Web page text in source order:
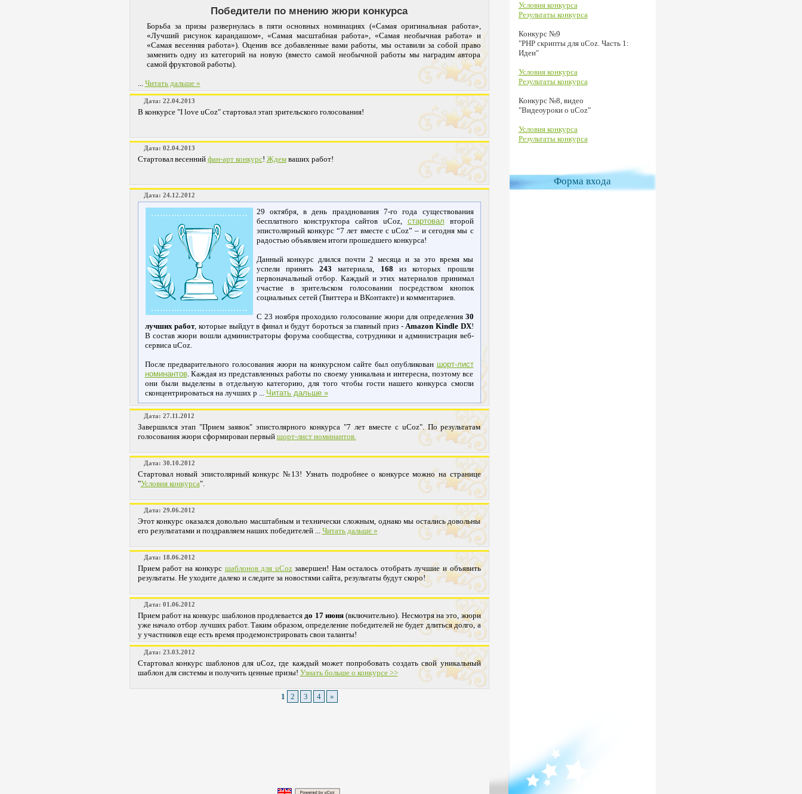
Победители по мнению жюри конкурса
Борьба за призы развернулась в пяти основных номинациях («Самая оригинальная работа»,
«Лучший рисунок карандашом», «Самая масштабная работа», «Самая необычная работа» и
«Самая весенняя работа»). Оценив все добавленные вами работы, мы оставили за собой право
заменить одну из категорий на новую (вместо самой необычной работы мы наградим автора
самой фруктовой работы).
Читать дальше »
Дата: 22.04.2013
В конкурсе "I love uCoz" стартовал этап зрительского голосования!
Дата: 02.04.2013
Стартовал весенний фан-арт конкурс! Ждемваших работ!
Дата: 24.12.2012
29 октября, в день празднования 7-го года существования
бесплатного конструктора сайтов uCoz, стартовал второй
эпистолярный конкурс “7 лет вместе с uCoz” – и сегодня мы с
радостью объявляем итоги прошедшего конкурса!
Данный конкурс длился почти 2 месяца и за это время мы
успели принять243 материала, 168 из которых прошли
первоначальный отбор. Каждый и этих материалов принимал
участие в зрительском голосовании посредством кнопок
социальных сетей (Твиттера и ВКонтакте) и комментариев.
С 23 ноября проходило голосование жюри для определения 30
лучших работ, которые выйдут в финал и будут бороться за главный приз - Amazon Kindle DX!
В состав жюри вошли администраторы форума сообщества, сотрудники и администрация веб-
сервиса uCoz.
После предварительного голосования жюри на конкурсном сайте был опубликован шорт-лист
номинантов. Каждая из представленных работы по своему уникальна и интересна, поэтому все
они были выделены в отдельную категорию, для того чтобы гости нашего конкурса смогли
сконцентрироваться на лучших р
Читать дальше »
Дата: 27.11.2012
Завершился этап "Прием заявок" эпистолярного конкурса "7 лет вместе с uCoz". По результатам
голосования жюри сформирован первый шорт-лист номинантов.
Дата: 30.10.2012
Стартовал новый эпистолярный конкурс №13! Узнать подробнее о конкурсе можно на странице
"Условия конкурса".
Дата: 29.06.2012
Этот конкурс оказался довольно масштабным и технически сложным, однако мы остались довольны
его результатами и поздравляем наших победителей
Читать дальше »
Дата: 18.06.2012
Прием работ на конкурс шаблонов для uCozзавершен! Нам осталось отобрать лучшие и объявить
результаты. Не уходите далеко и следите за новостями сайта, результаты будут скоро!
Дата: 01.06.2012
Прием работ на конкурс шаблонов продлевается до 17 июня(включительно). Несмотря на это, жюри
уже начало отбор лучших работ. Таким образом, определение победителей не будет длиться долго, а
у участников еще есть время продемонстрировать свои таланты!
Дата: 23.03.2012
Стартовал конкурс шаблонов для uCoz, где каждый может попробовать создать свой уникальный
шаблон для системы и получить ценные призы! Узнать больше о конкурсе >>
1 2 3 4 »
Условия конкурса
Результаты конкурса
Конкурс №9
"PHP скрипты для uCoz. Часть 1:
Идеи"
Условия конкурса
Результаты конкурса
Конкурс №8, видео
"Видеоуроки о uCoz"
Условия конкурса
Результаты конкурса
Форма входа